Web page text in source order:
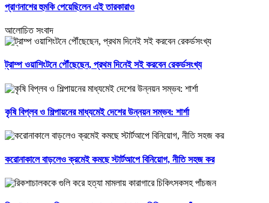
প্রাণনাশের হুমকি পেয়েছিলেন এই তারকারাও
আলোচিত সংবাদ
ট্রাম্প ওয়াশিংটনে পৌঁছেছেন, প্রথম দিনেই সই করবেন রেকর্ডসংখ্য
কৃষি বিপ্লব ও শিল্পায়নের মাধ্যমেই দেশের উন্নয়ন সম্ভব: শার্শা
করোনাকালে বাড়লেও ক্রমেই কমছে স্টার্টআপে বিনিয়োগ, নীতি সহজ কর